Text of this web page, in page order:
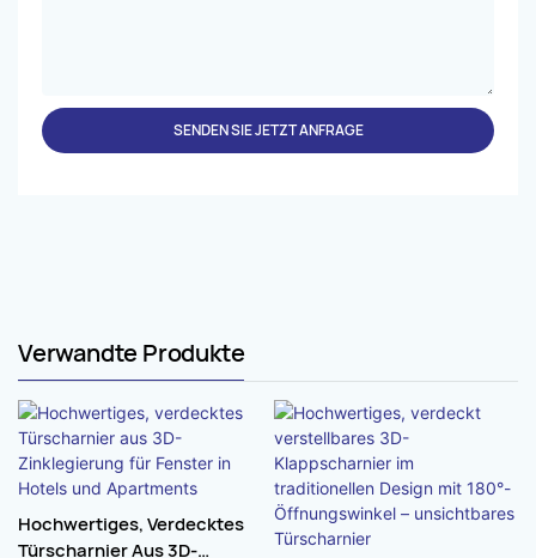
SENDEN SIE JETZT ANFRAGE
Verwandte Produkte
Hochwertiges, Verdecktes
Türscharnier Aus 3D-